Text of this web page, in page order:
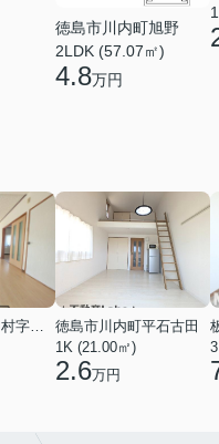
徳島市川内町旭野
2LDK (57.07㎡)
4.8万円
板野郡北島町中村字本須
徳島市川内町平石古田
1K (21.00㎡)
2.6万円